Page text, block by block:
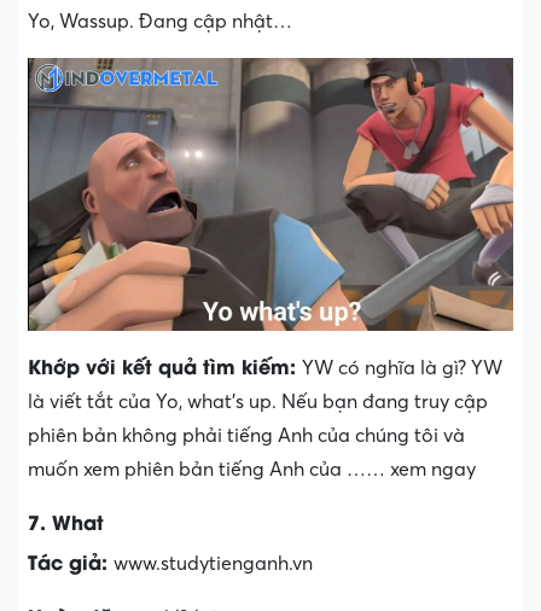
Yo, Wassup. Đang cập nhật…
Khớp với kết quả tìm kiếm: YW có nghĩa là gì? YW
là viết tắt của Yo, what’s up. Nếu bạn đang truy cập
phiên bản không phải tiếng Anh của chúng tôi và
muốn xem phiên bản tiếng Anh của …… xem ngay
7. What
Tác giả: www.studytienganh.vn